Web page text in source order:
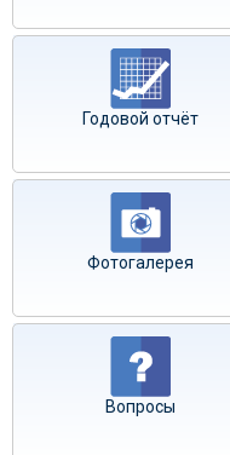
Годовой отчёт
Фотогалерея
Вопросы